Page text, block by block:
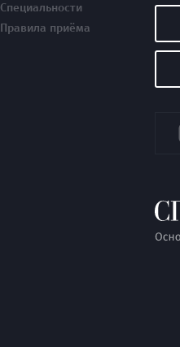
Специальности
Правила приёма